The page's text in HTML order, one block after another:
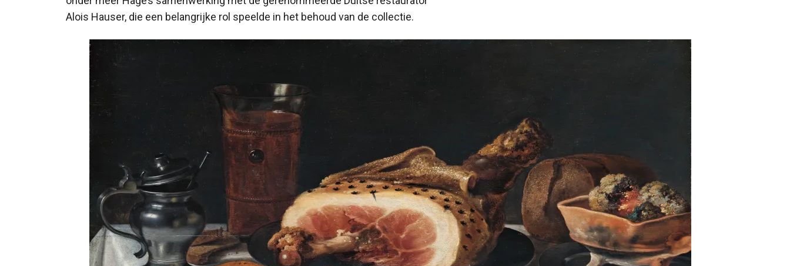
Alois Hauser, die een belangrijke rol speelde in het behoud van de collectie.